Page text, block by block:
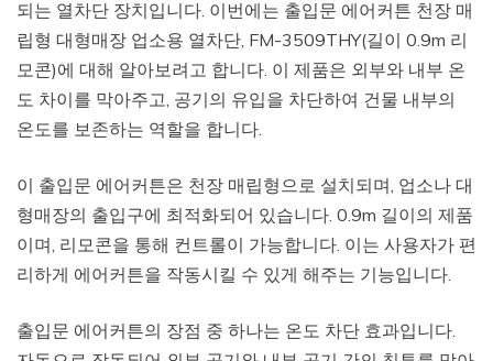
되는 열차단 장치입니다. 이번에는 출입문 에어커튼 천장 매
립형 대형매장 업소용 열차단, FM-3509THY(길이 0.9m 리
모콘)에 대해 알아보려고 합니다. 이 제품은 외부와 내부 온
도 차이를 막아주고, 공기의 유입을 차단하여 건물 내부의
온도를 보존하는 역할을 합니다.
이 출입문 에어커튼은 천장 매립형으로 설치되며, 업소나 대
형매장의 출입구에 최적화되어 있습니다. 0.9m 길이의 제품
이며, 리모콘을 통해 컨트롤이 가능합니다. 이는 사용자가 편
리하게 에어커튼을 작동시킬 수 있게 해주는 기능입니다.
출입문 에어커튼의 장점 중 하나는 온도 차단 효과입니다.